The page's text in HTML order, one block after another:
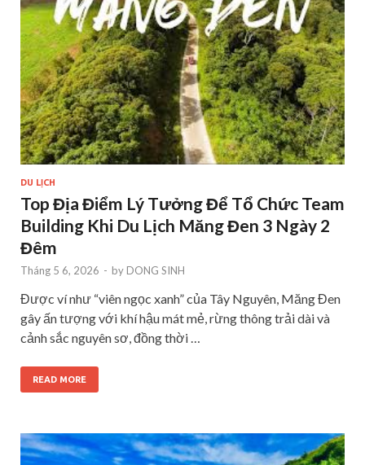
DU LỊCH
Top Địa Điểm Lý Tưởng Để Tổ Chức Team
Building Khi Du Lịch Măng Đen 3 Ngày 2
Đêm
Tháng 5 6, 2026 - by DONG SINH
Được ví như “viên ngọc xanh” của Tây Nguyên, Măng Đen
gây ấn tượng với khí hậu mát mẻ, rừng thông trải dài và
cảnh sắc nguyên sơ, đồng thời …
READ MORE